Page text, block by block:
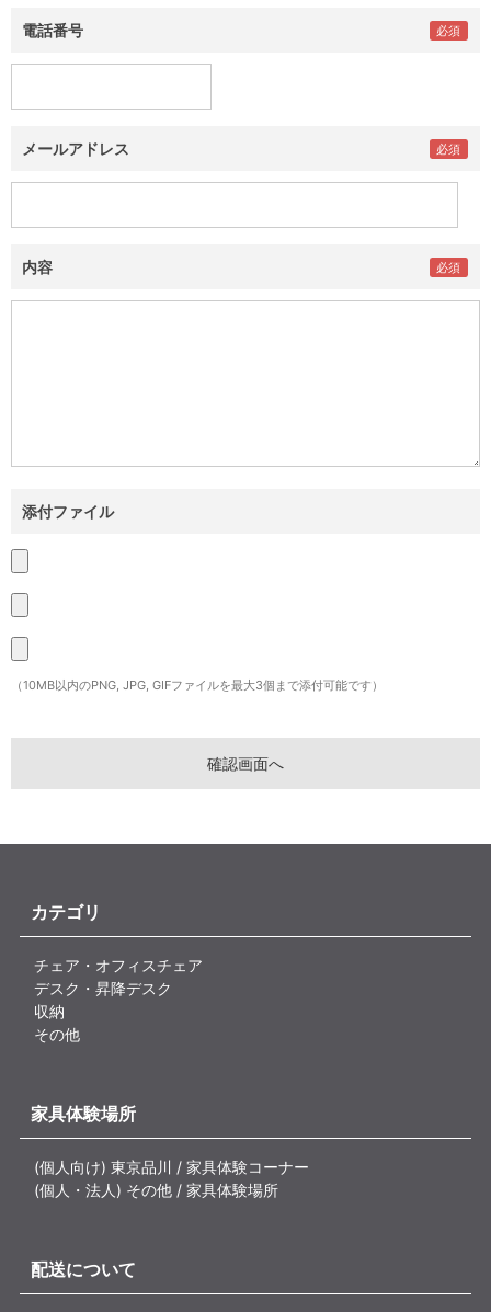
電話番号
メールアドレス
内容
添付ファイル
（10MB以内のPNG, JPG, GIFファイルを最大3個まで添付可能です）
カテゴリ
チェア・オフィスチェア
デスク・昇降デスク
収納
その他
家具体験場所
(個人向け) 東京品川 / 家具体験コーナー
(個人・法人) その他 / 家具体験場所
配送について